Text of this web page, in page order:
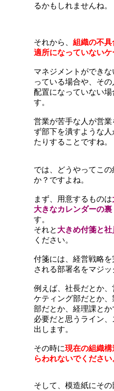
るかもしれませんね。
それから、 組織の不
適所になっていないケ
マネジメントができ
っている場合や、そ
配置になっていない場
す。
営業が苦手な人が営
ず部下を潰すような
たりすることですね。
では、どうやってこの
か？ですよね。
まず、用意するものは
大きなカレンダーの
す。
それと 大きめ付箋と社
ください。
付箋には、経営戦略
される部署名をマジッ
例えば、社長だとか
ケティング部だとか
部だとか、経理課と
必要だと思うライン
出します。
その時に現在の組織構
らわれないでください
そして、模造紙にそ